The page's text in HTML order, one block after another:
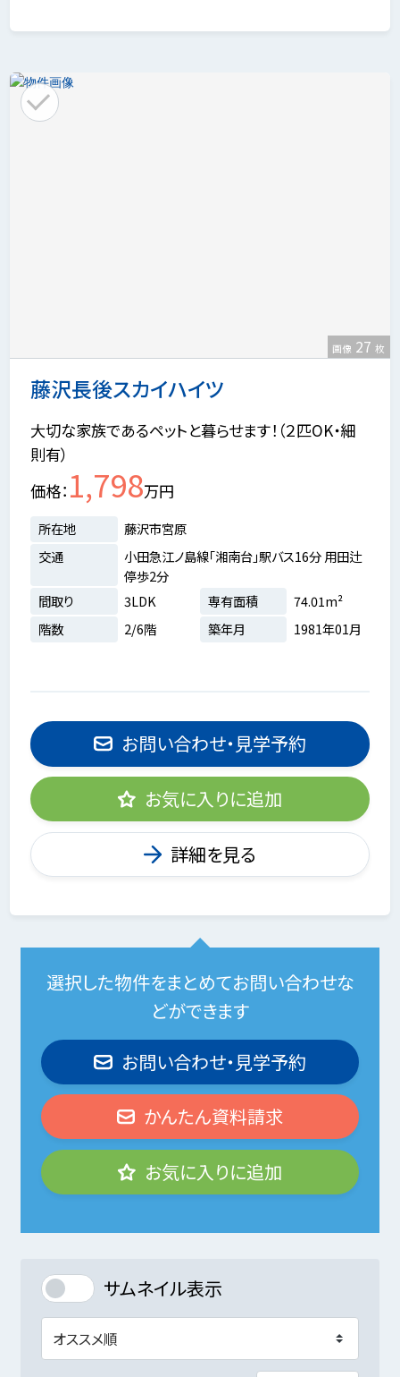
藤沢長後スカイハイツ
画像 27 枚
大切な家族であるペットと暮らせます！（２匹OK・細
則有）
価格 1,798万円
所在地
藤沢市宮原
交通
小田急江ノ島線「湘南台」駅バス16分 用田辻
停歩2分
間取り
3LDK 専有面積
74.01m²
階数
2/6階 築年月 1981年01月
お問い合わせ・見学予約
お気に入りに追加
詳細を見る
選択した物件をまとめてお問い合わせな
どができます
お問い合わせ・見学予約
かんたん資料請求
お気に入りに追加
サムネイル表示